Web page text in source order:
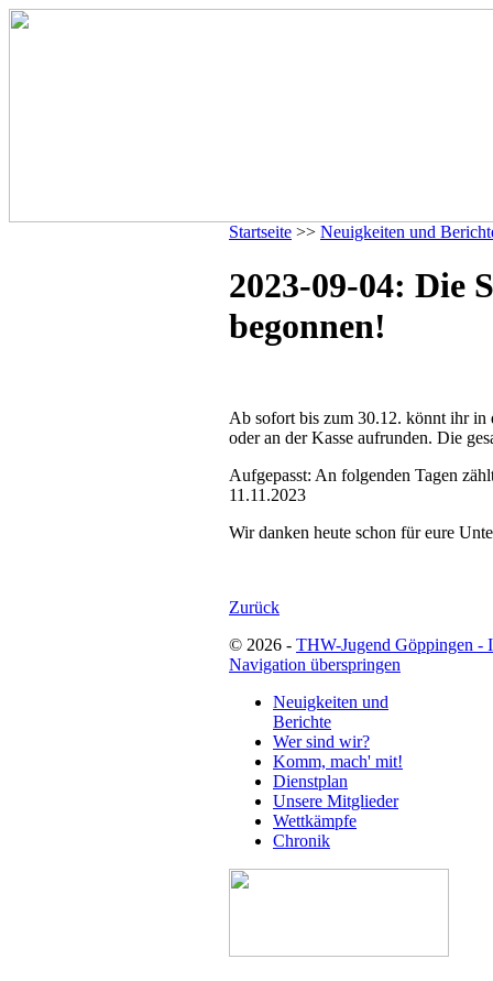
Startseite >> Neuigkeiten und
2023-09-04: Die
begonnen!
Ab sofort bis zum 30.12. könnt ihr in
oder an der Kasse aufrunden. Die
Aufgepasst: An folgenden Tagen
11.11.2023
Wir danken heute schon für eure
Zurück
© 2026 - THW-Jugend Göppingen -
Navigation überspringen
Neuigkeiten und
Berichte
Wer sind wir?
Komm, mach' mit!
Dienstplan
Unsere Mitglieder
Wettkämpfe
Chronik